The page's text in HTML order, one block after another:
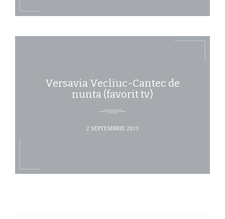
Versavia Vecliuc-Cantec de
nunta (favorit tv)
2 SEPTEMBRIE 2013